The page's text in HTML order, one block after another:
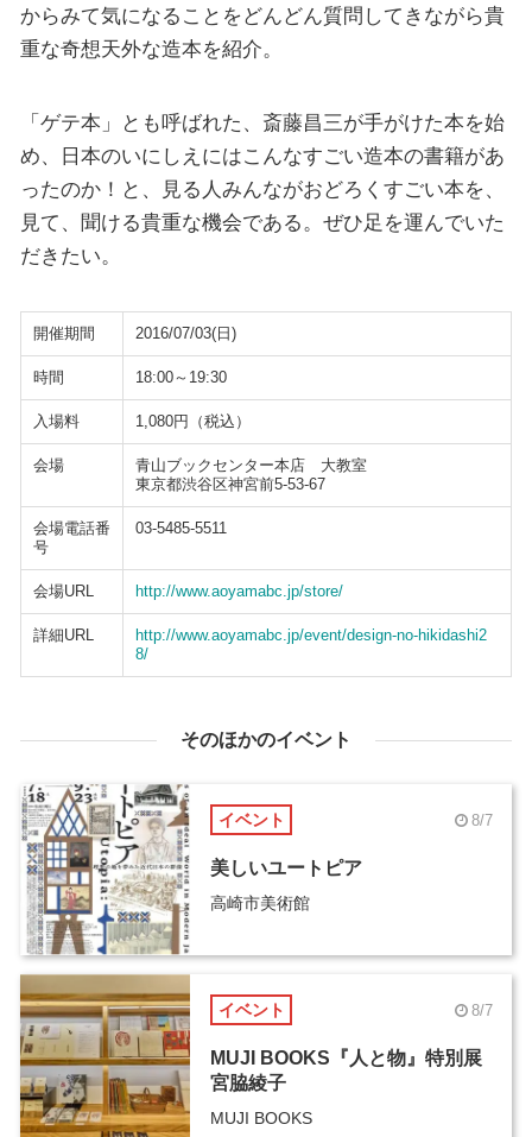
からみて気になることをどんどん質問してきながら貴
重な奇想天外な造本を紹介。
「ゲテ本」とも呼ばれた、斎藤昌三が手がけた本を始
め、日本のいにしえにはこんなすごい造本の書籍があ
ったのか！と、見る人みんながおどろくすごい本を、
見て、聞ける貴重な機会である。ぜひ足を運んでいた
だきたい。
開催期間 2016/07/03(日)
時間 18:00～19:30
入場料 1,080円（税込）
会場
青山ブックセンター本店 大教室
東京都渋谷区神宮前5-53-67
会場電話番
号
03-5485-5511
会場URL http://www.aoyamabc.jp/store/
詳細URL
http://www.aoyamabc.jp/event/design-no-hikidashi2
8/
そのほかのイベント
イベント 8/7
美しいユートピア
高崎市美術館
イベント 8/7
MUJI BOOKS『人と物』特別展
宮脇綾子
MUJI BOOKS